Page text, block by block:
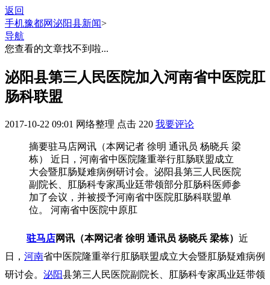
返回
手机豫都网泌阳县新闻>
导航
您查看的文章找不到啦...
泌阳县第三人民医院加入河南省中医院肛
肠科联盟
2017-10-22 09:01 网络整理 点击 220 我要评论
摘要驻马店网讯（本网记者 徐明 通讯员 杨晓兵 梁
栋） 近日，河南省中医院隆重举行肛肠联盟成立
大会暨肛肠疑难病例研讨会。泌阳县第三人民医院
副院长、肛肠科专家禹业廷带领部分肛肠科医师参
加了会议，并被授予河南省中医院肛肠科联盟单
位。 河南省中医院中原肛
驻马店网讯（本网记者 徐明 通讯员 杨晓兵 梁栋） 近
日， 河南省中医院隆重举行肛肠联盟成立大会暨肛肠疑难病例
研讨会。 泌阳县第三人民医院副院长、肛肠科专家禹业廷带领